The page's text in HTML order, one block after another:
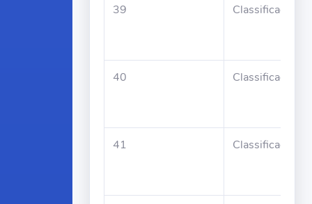
39 Classificado
40 Classificado
41 Classificado